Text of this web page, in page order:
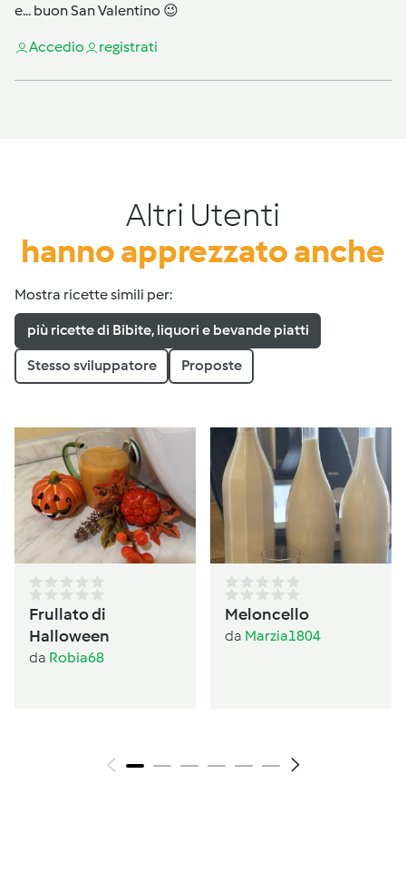
e... buon San Valentino 😉
Accedio registrati
Altri Utenti
hanno apprezzato anche
Mostra ricette simili per:
più ricette di Bibite, liquori e bevande piatti
Stesso sviluppatore Proposte
Frullato di
Halloween
da Robia68
Meloncello
da Marzia1804